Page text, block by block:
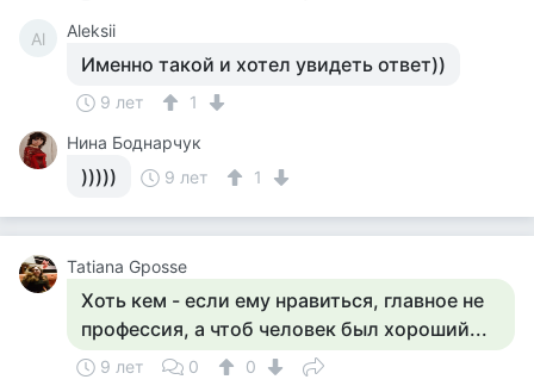
Al Aleksii
Именно такой и хотел увидеть ответ))
9 лет
1
Нина Боднарчук
))))) 9 лет 1
Tatiana Gposse
Хоть кем - если ему нравиться, главное не
профессия, а чтоб человек был хороший...
9 лет 0 0